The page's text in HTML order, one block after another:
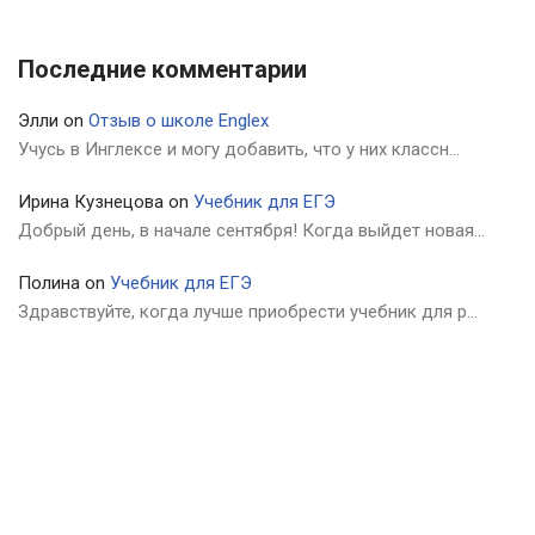
Последние комментарии
Элли on Отзыв о школе Englex
Учусь в Инглексе и могу добавить, что у них классн…
Ирина Кузнецова on Учебник для ЕГЭ
Добрый день, в начале сентября! Когда выйдет новая…
Полина on Учебник для ЕГЭ
Здравствуйте, когда лучше приобрести учебник для р…